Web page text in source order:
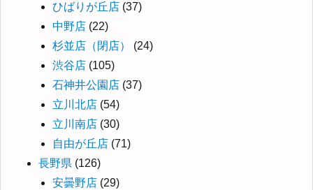
ひばりが丘店 (37)
中野店 (22)
杉並店（閉店）
(24)
渋谷店 (105)
石神井公園店 (37)
立川北店 (54)
立川南店 (30)
自由が丘店 (71)
長野県 (126)
安曇野店 (29)